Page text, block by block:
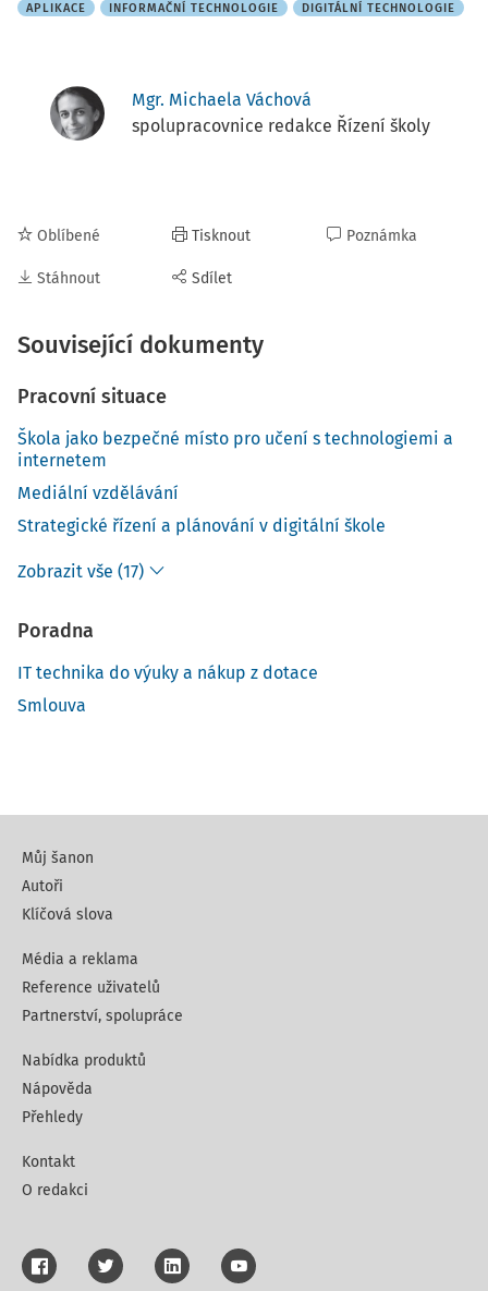
APLIKACE INFORMAČNÍ TECHNOLOGIE DIGITÁLNÍ TECHNOLOGIE
Mgr. Michaela Váchová
spolupracovnice redakce Řízení školy
Oblíbené
Stáhnout
Tisknout
Sdílet
Poznámka
Související dokumenty
Pracovní situace
Škola jako bezpečné místo pro učení s technologiemi a
internetem
Mediální vzdělávání
Strategické řízení a plánování v digitální škole
Zobrazit vše (17)
Poradna
IT technika do výuky a nákup z dotace
Smlouva
Můj šanon
Autoři
Klíčová slova
Média a reklama
Reference uživatelů
Partnerství, spolupráce
Nabídka produktů
Nápověda
Přehledy
Kontakt
O redakci